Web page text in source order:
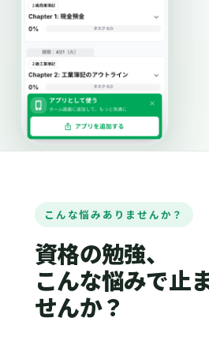
こんな悩みありませんか？
資格の勉強、
こんな悩みで止
せんか？